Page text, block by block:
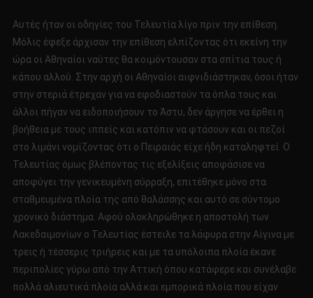
Αυτές ήταν οι οδηγίες του Τελευτία λίγο πριν την επίθεση.
Μόλις έφεξε άρχισαν την επίθεση ελπίζοντας ότι εκείνη την
ώρα οι Αθηναίοι ναύτες θα κοιμόντουσαν στα σπίτια τους ή
κάπου αλλού. Στην αρχή οι Αθηναίοι αιφνιδιάστηκαν, όσοι ήταν
στην στεριά έτρεχαν για να εφοδιαστούν τα όπλα τους και
άλλοι πήγαν να ειδοποιήσουν το Άστυ, δεν άργησε να έρθει η
βοήθεια με τους ιππείς και κατόπιν να φτάσουν και οι πεζοί
στο λιμάνι νομίζοντας ότι ο Πειραιάς είχε ήδη καταληφτεί. Ο
Τελευτίας όμως βλέποντας τις εξελίξεις αποφάσισε να
αποφύγει την γενικευμένη σύρραξη, επιτέθηκε μόνο στα
σταθμευμένα πλοία της από θαλάσσης και αυτό σε σύντομο
χρονικό διάστημα. Αφού ολοκληρώθηκε η αποστολή των
Λακεδαιμονίων ο Τελευτίας έστειλε τα λάφυρα στην Αίγινα με
τρεις ή τέσσερις τριήρεις και με τα υπόλοιπα πλοία έκανε
περιπολίες γύρω από την Αττική όπου κατάφερε και συνέλαβε
πολλά αλιευτικά πλοία αλλά και εμπορικά πλοία που είχαν